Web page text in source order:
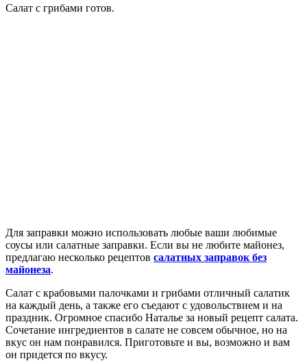
Салат с грибами готов.
Для заправки можно использовать любые ваши любимые
соусы или салатные заправки. Если вы не любите майонез,
предлагаю несколько рецептов салатных заправок без
майонеза.
Салат с крабовыми палочками и грибами отличный салатик
на каждый день, а также его съедают с удовольствием и на
праздник. Огромное спасибо Наталье за новый рецепт салата.
Сочетание ингредиентов в салате не совсем обычное, но на
вкус он нам понравился. Приготовьте и вы, возможно и вам
он придется по вкусу.